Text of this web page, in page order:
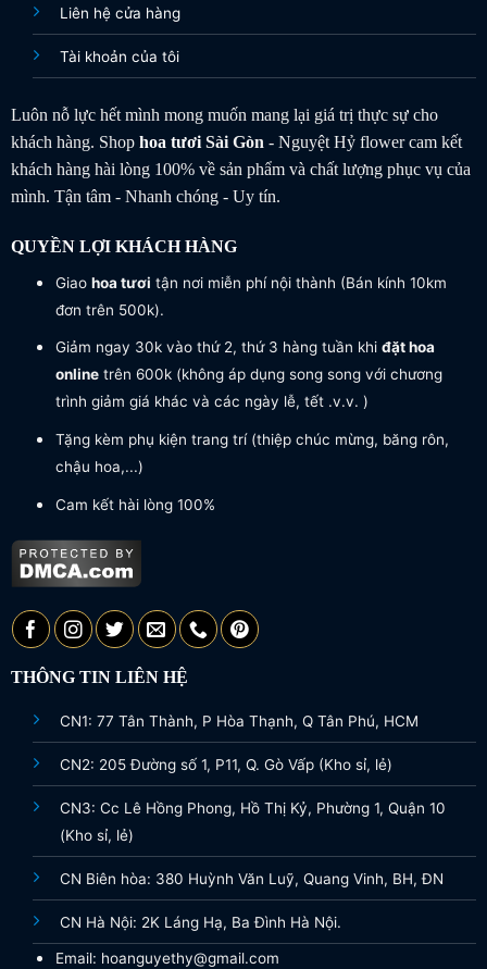
Liên hệ cửa hàng
Tài khoản của tôi
Luôn nỗ lực hết mình mong muốn mang lại giá trị thực sự cho
khách hàng. Shop hoa tươiSài Gòn - Nguyệt Hỷ flower cam kết
khách hàng hài lòng 100% về sản phẩm và chất lượng phục vụ của
mình. Tận tâm - Nhanh chóng - Uy tín.
QUYỀN LỢI KHÁCH HÀNG
Giao hoa tươi tận nơi miễn phí nội thành (Bán kính 10km
đơn trên 500k).
Giảm ngay 30k vào thứ 2, thứ 3 hàng tuần khi đặt hoa
onlinetrên 600k (không áp dụng song song với chương
trình giảm giá khác và các ngày lễ, tết .v.v. )
Tặng kèm phụ kiện trang trí (thiệp chúc mừng, băng rôn,
chậu hoa,...)
Cam kết hài lòng 100%
THÔNG TIN LIÊN HỆ
CN1: 77 Tân Thành, P Hòa Thạnh, Q Tân Phú, HCM
CN2: 205 Đường số 1, P11, Q. Gò Vấp (Kho sỉ, lẻ)
CN3: Cc Lê Hồng Phong, Hồ Thị Kỷ, Phường 1, Quận 10
(Kho sỉ, lẻ)
CN Biên hòa: 380 Huỳnh Văn Luỹ, Quang Vinh, BH, ĐN
CN Hà Nội: 2K Láng Hạ, Ba Đình Hà Nội.
Email: hoanguyethy@gmail.com